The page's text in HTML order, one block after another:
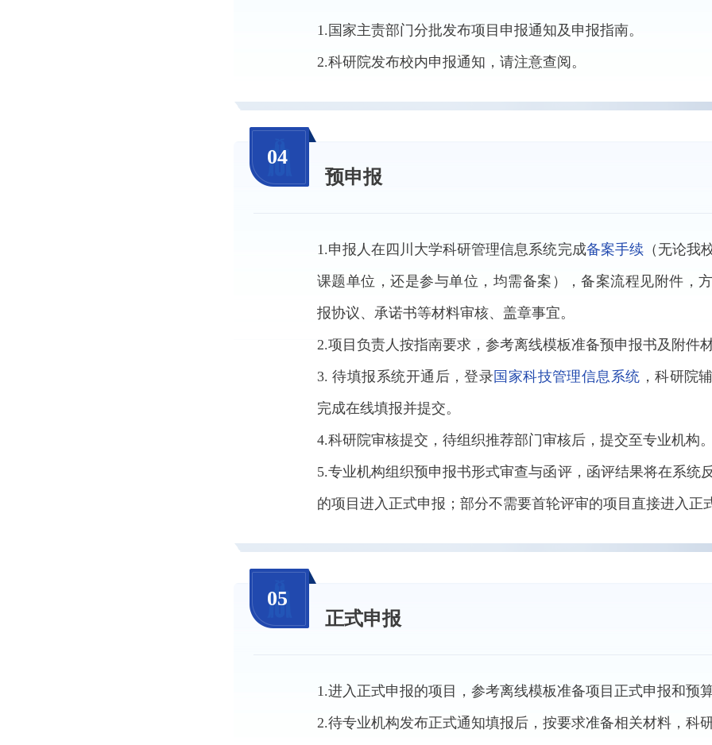
1.国家主责部门分批发布项目申报通知及申报指南。
2.科研院发布校内申报通知，请注意查阅。
04
预申报
1.申报人在四川大学科研管理信息系统完成备案手续（无论我
课题单位，还是参与单位，均需备案），备案流程见附件，
报协议、承诺书等材料审核、盖章事宜。
2.项目负责人按指南要求，参考离线模板准备预申报书及附件
3. 待填报系统开通后，登录国家科技管理信息系统 ，科研院
完成在线填报并提交。
4.科研院审核提交，待组织推荐部门审核后，提交至专业机构
5.专业机构组织预申报书形式审查与函评，函评结果将在系统
的项目进入正式申报；部分不需要首轮评审的项目直接进入正
05
正式申报
1.进入正式申报的项目，参考离线模板准备项目正式申报和预
2.待专业机构发布正式通知填报后，按要求准备相关材料，科